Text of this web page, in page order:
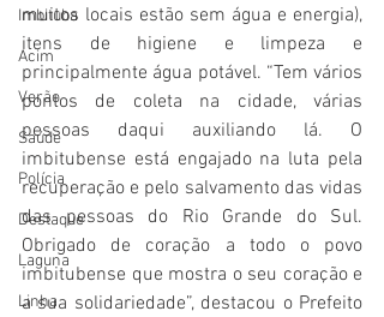
Imbituba
Acim
Verão
Saúde
Polícia
Destaque
Laguna
Linha
muitos locais estão sem água e energia),
itens de higiene e limpeza e
principalmente água potável. “Tem vários
pontos de coleta na cidade, várias
pessoas daqui auxiliando lá. O
imbitubense está engajado na luta pela
recuperação e pelo salvamento das vidas
das pessoas do Rio Grande do Sul.
Obrigado de coração a todo o povo
imbitubense que mostra o seu coração e
a sua solidariedade”, destacou o Prefeito